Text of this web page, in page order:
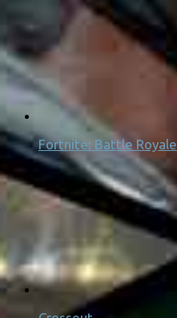
Fortnite: Battle Royale